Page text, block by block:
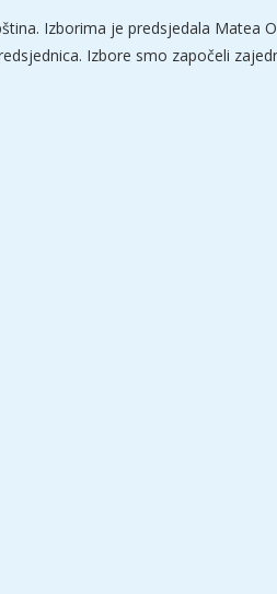
Izborima je predsjedala Matea
Izbore smo započeli